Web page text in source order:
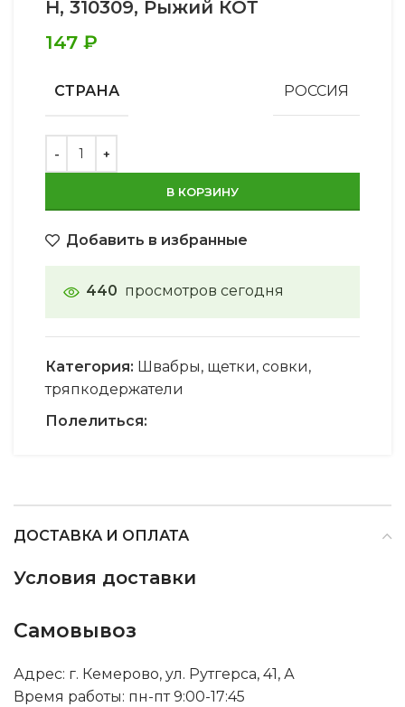
H, 310309, Рыжий КОТ
147 ₽
СТРАНА РОССИЯ
В КОРЗИНУ
Добавить в избранные
440 просмотров сегодня
Категория: Швабры, щетки, совки,
тряпкодержатели
Полелиться:
ДОСТАВКА И ОПЛАТА
Условия доставки
Самовывоз
Адрес: г. Кемерово, ул. Рутгерса, 41, А
Время работы: пн-пт 9:00-17:45